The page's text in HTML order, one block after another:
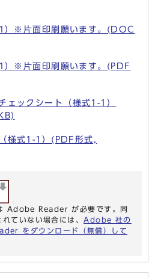
）※片面印刷願います。(DOC
）※片面印刷願います。(PDF
ェックシート（様式1-1）
様式1-1）(PDF形式,
Adobe Reader が必要です。同
ていない場合には、 Adobe 社の
をダウンロード（無償）して